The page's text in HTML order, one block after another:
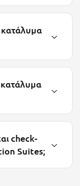
κατάλυμα
κατάλυμα
check-
Suites;